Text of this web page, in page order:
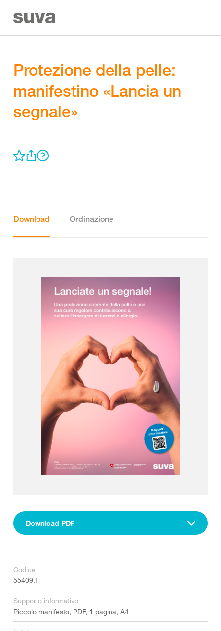
Protezione della pelle:
manifestino «Lancia un
segnale»
Download Ordinazione
Download PDF
Codice
55409.I
Supporto informativo
Piccolo manifesto, PDF, 1 pagina, A4